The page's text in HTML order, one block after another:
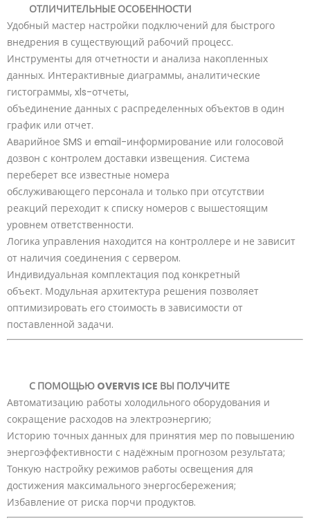
ОТЛИЧИТЕЛЬНЫЕ ОСОБЕННОСТИ
Удобный мастер настройки подключений для быстрого
внедрения в существующий рабочий процесс.
Инструменты для отчетности и анализа накопленных
данных. Интерактивные диаграммы, аналитические
гистограммы, xls-отчеты,
объединение данных с распределенных объектов в один
график или отчет.
Аварийное SMS и email-информирование или голосовой
дозвон с контролем доставки извещения. Система
переберет все известные номера
обслуживающего персонала и только при отсутствии
реакций переходит к списку номеров с вышестоящим
уровнем ответственности.
Логика управления находится на контроллере и не зависит
от наличия соединения с сервером.
Индивидуальная комплектация под конкретный
объект. Модульная архитектура решения позволяет
оптимизировать его стоимость в зависимости от
поставленной задачи.
С ПОМОЩЬЮ OVERVIS ICE ВЫ ПОЛУЧИТЕ
Автоматизацию работы холодильного оборудования и
сокращение расходов на электроэнергию;
Историю точных данных для принятия мер по повышению
энергоэффективности с надёжным прогнозом результата;
Тонкую настройку режимов работы освещения для
достижения максимального энергосбережения;
Избавление от риска порчи продуктов.